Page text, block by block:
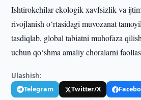
Ishtirokchilar ekologik xavfsizlik va
rivojlanish o‘rtasidagi muvozanat
tasdiqlab, global tabiatni muhofaza
uchun qo‘shma amaliy choralarni
Ulashish:
Telegram Twitter/X